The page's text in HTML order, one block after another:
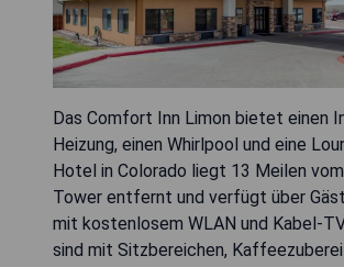
Das Comfort Inn Limon bietet einen
Heizung, einen Whirlpool und eine
Hotel in Colorado liegt 13 Meilen
Tower entfernt und verfügt über
mit kostenlosem WLAN und Kabel-
sind mit Sitzbereichen,